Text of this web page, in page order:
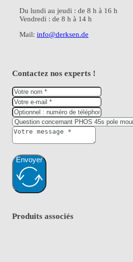
Du lundi au jeudi : de 8 h à 16 h
Vendredi : de 8 h à 14 h
Mail:info@derksen.de
Contactez nos experts !
Envoyer
Produits associés